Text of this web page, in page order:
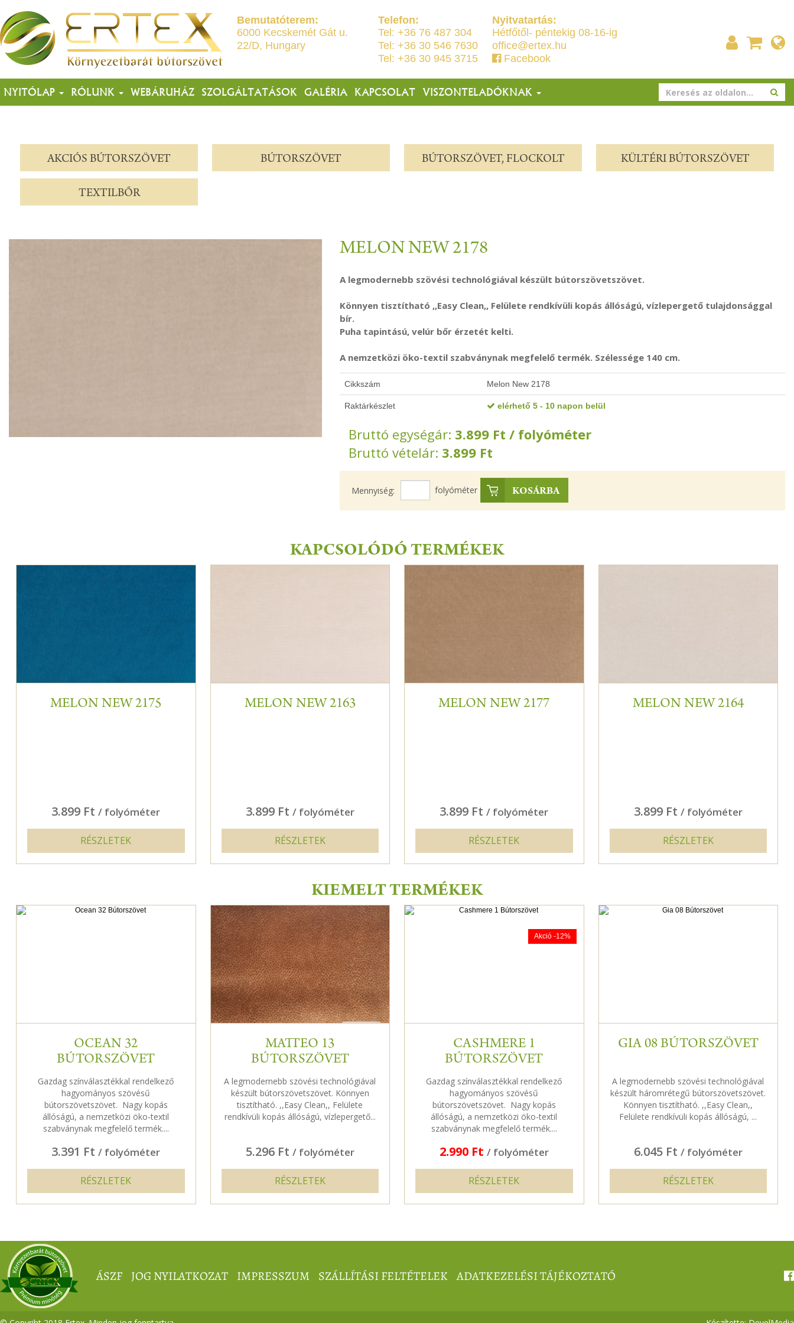
Bemutatóterem:
6000 Kecskemét Gát u.
22/D, Hungary
Telefon:
Tel: +36 76 487 304
Tel: +36 30 546 7630
Tel: +36 30 945 3715
Nyitvatartás:
Hétfőtől- péntekig 08-16-ig
office@ertex.hu
Facebook
NYITÓLAP RÓLUNK WEBÁRUHÁZ SZOLGÁLTATÁSOK GALÉRIA KAPCSOLAT VISZONTELADÓKNAK
AKCIÓS BÚTORSZÖVET BÚTORSZÖVET BÚTORSZÖVET, FLOCKOLT KÜLTÉRI BÚTORSZÖVET
TEXTILBŐR
MELON NEW 2178
A legmodernebb szövési technológiával készült bútorszövetszövet.
Könnyen tisztítható ,,Easy Clean,, Felülete rendkívüli kopás állóságú, vízlepergető tulajdonsággal
bír.
Puha tapintású, velúr bőr érzetét kelti.
A nemzetközi öko-textil szabványnak megfelelő termék. Szélessége 140 cm.
Cikkszám Melon New 2178
Raktárkészlet elérhető 5 - 10 napon belül
Bruttó egységár: 3.899 Ft / folyóméter
Bruttó vételár: 3.899 Ft
Mennyiség: folyóméter KOSÁRBA
KAPCSOLÓDÓ TERMÉKEK
MELON NEW 2175
3.899 Ft/ folyóméter
RÉSZLETEK
MELON NEW 2163
3.899 Ft / folyóméter
RÉSZLETEK
MELON NEW 2177
3.899 Ft/ folyóméter
RÉSZLETEK
MELON NEW 2164
3.899 Ft / folyóméter
RÉSZLETEK
KIEMELT TERMÉKEK
OCEAN 32
BÚTORSZÖVET
Gazdag színválasztékkal rendelkező
hagyományos szövésű
bútorszövetszövet. Nagy kopás
állóságú, a nemzetközi öko-textil
szabványnak megfelelő termék....
3.391 Ft/ folyóméter
RÉSZLETEK
MATTEO 13
BÚTORSZÖVET
A legmodernebb szövési technológiával
készült bútorszövetszövet. Könnyen
tisztítható. ,,Easy Clean,, Felülete
rendkívüli kopás állóságú, vízlepergető...
5.296 Ft / folyóméter
RÉSZLETEK
Akció -12%
CASHMERE 1
BÚTORSZÖVET
Gazdag színválasztékkal rendelkező
hagyományos szövésű
bútorszövetszövet. Nagy kopás
állóságú, a nemzetközi öko-textil
szabványnak megfelelő termék....
2.990 Ft / folyóméter
RÉSZLETEK
GIA 08 BÚTORSZÖVET
A legmodernebb szövési technológiával
készült háromrétegű bútorszövetszövet.
Könnyen tisztítható. ,,Easy Clean,,
Felülete rendkívüli kopás állóságú, ...
6.045 Ft / folyóméter
RÉSZLETEK
ÁSZF JOG NYILATKOZAT IMPRESSZUM SZÁLLÍTÁSI FELTÉTELEK ADATKEZELÉSI TÁJÉKOZTATÓ